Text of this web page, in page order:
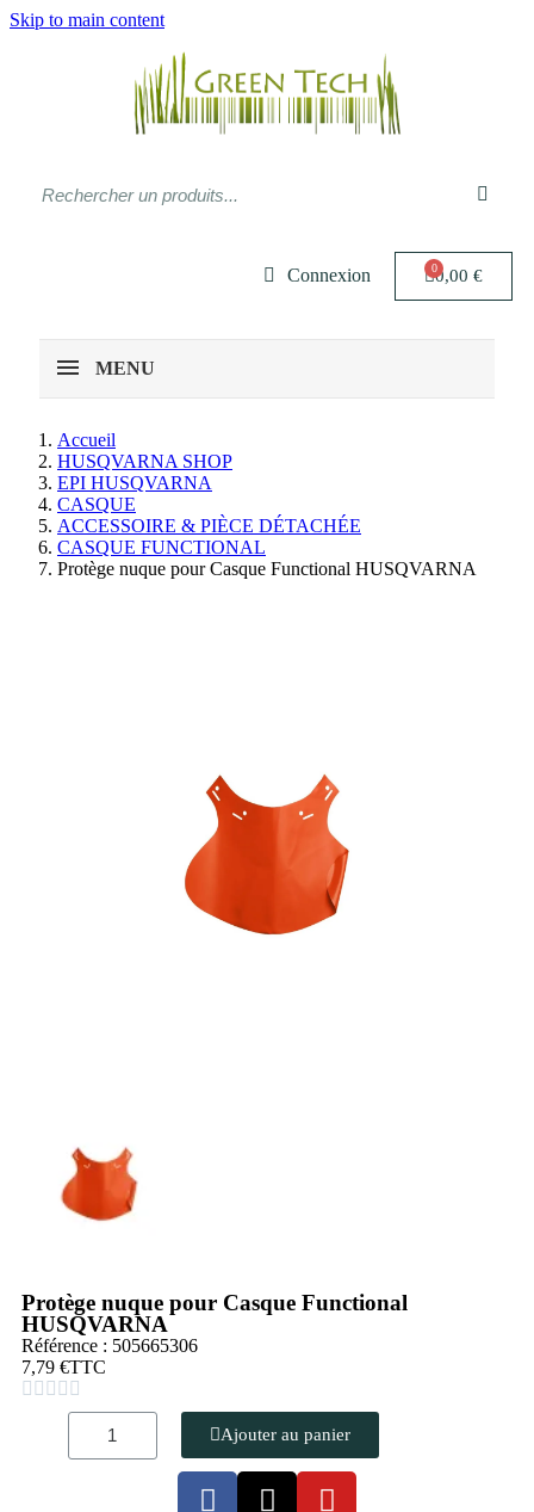
Skip to main content
Connexion 0,00 €
MENU
Accueil
HUSQVARNA SHOP
EPI HUSQVARNA
CASQUE
ACCESSOIRE & PIÈCE DÉTACHÉE
CASQUE FUNCTIONAL
Protège nuque pour Casque Functional HUSQVARNA
Protège nuque pour Casque Functional
HUSQVARNA
Référence : 505665306
7,79 €TTC
    
Ajouter au panier